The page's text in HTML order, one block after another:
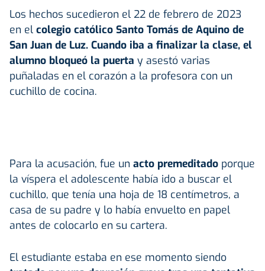
Los hechos sucedieron el 22 de febrero de 2023
en el colegio católico Santo Tomás de Aquino de
San Juan de Luz. Cuando iba a finalizar la clase, el
alumno bloqueó la puerta y asestó varias
puñaladas en el corazón a la profesora con un
cuchillo de cocina.
Para la acusación, fue un acto premeditado porque
la víspera el adolescente había ido a buscar el
cuchillo, que tenía una hoja de 18 centímetros, a
casa de su padre y lo había envuelto en papel
antes de colocarlo en su cartera.
El estudiante estaba en ese momento siendo